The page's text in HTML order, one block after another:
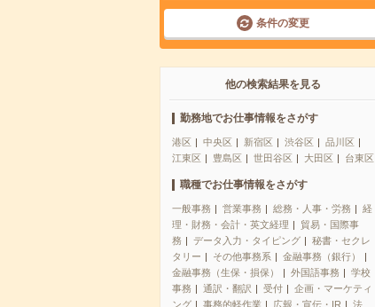
条件の変更
他の検索結果を見る
勤務地でお仕事情報をさがす
港区 中央区 新宿区 渋谷区
品川区
江東区
豊島区 世田谷区 大田区 台東区
職種でお仕事情報をさがす
一般事務 営業事務 総務・人事・労務
経
理・財務・会計・英文経理
貿易・国際事
務
データ入力・タイピング
秘書・セクレ
タリー
その他事務系
金融事務（銀行）
金融事務（生保・損保）
外国語事務
学校
事務
通訳・翻訳 受付
企画・マーケティ
ング
事務的軽作業 広報・宣伝・IR
法